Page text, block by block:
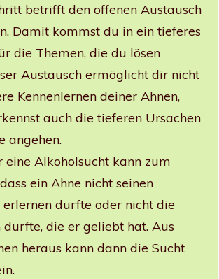
betrifft den offenen Austausch
Damit kommst du in ein tieferes
die Themen, die du lösen
Austausch ermöglicht dir nicht
Kennenlernen deiner Ahnen,
auch die tieferen Ursachen
angehen.
eine Alkoholsucht kann zum
ein Ahne nicht seinen
durfte oder nicht die
durfte, die er geliebt hat. Aus
heraus kann dann die Sucht